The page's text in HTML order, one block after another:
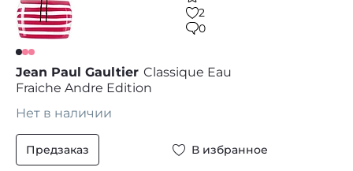
2
0
Jean Paul Gaultier Classique Eau
Fraiche Andre Edition
Нет в наличии
Предзаказ В избранное